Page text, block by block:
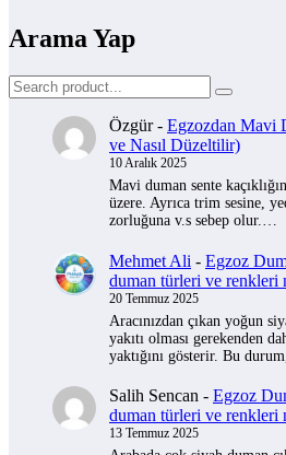
Arama Yap
Özgür- Egzozdan Mavi
ve Nasıl Düzeltilir)
10 Aralık 2025
Mavi duman sente
üzere. Ayrıca trim sesine,
zorluğuna v.s sebep olur.…
Mehmet Ali - Egzoz
duman türleri ve renkleri
20 Temmuz 2025
Aracınızdan çıkan yoğun
yakıtı olması gerekenden
yaktığını gösterir. Bu
Salih Sencan - Egzoz
duman türleri ve renkleri
13 Temmuz 2025